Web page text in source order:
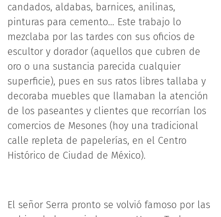
candados, aldabas, barnices, anilinas,
pinturas para cemento… Este trabajo lo
mezclaba por las tardes con sus oficios de
escultor y dorador (aquellos que cubren de
oro o una sustancia parecida cualquier
superficie), pues en sus ratos libres tallaba y
decoraba muebles que llamaban la atención
de los paseantes y clientes que recorrían los
comercios de Mesones (hoy una tradicional
calle repleta de papelerías, en el Centro
Histórico de Ciudad de México).
El señor Serra pronto se volvió famoso por las